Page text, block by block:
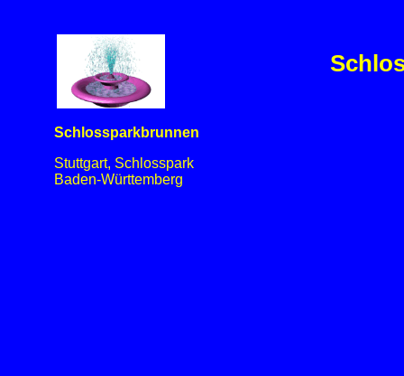
Schlossparkbrunnen
Stuttgart, Schlosspark
Baden-Württemberg